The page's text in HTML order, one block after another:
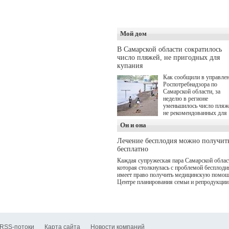
деятельность в жизни для
гостей и самарцев.
Мой дом
В Самарской области сократилось
число пляжей, не пригодных для
купания
Как сообщили в
Роспотребнадзора по
Самарской области, за
неделю в регионе
уменьшилось число
не рекомендованных для
Он и она
Лечение бесплодия можно
бесплатно
Каждая супружеская пара Самарской
которая столкнулась с проблемой
имеет право получить медицинскую
Центре планирования семьи и
RSS-потоки Карта сайта Новости компаний